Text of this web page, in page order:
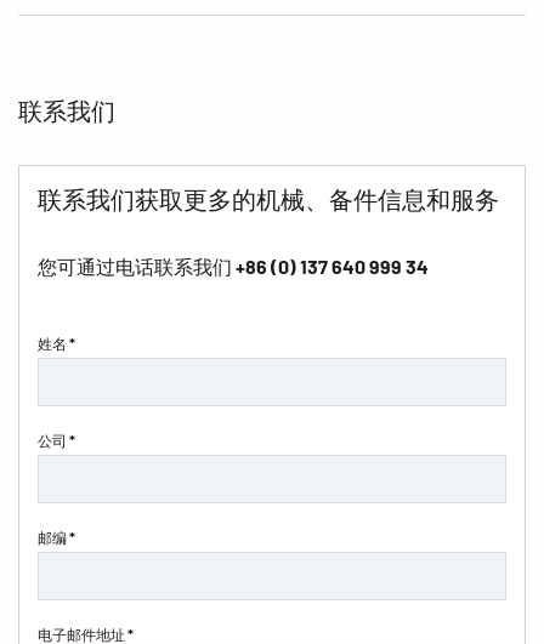
联系我们
联系我们获取更多的机械、备件信息和服务
您可通过电话联系我们 +86 (0) 137 640 999 34
姓名 *
公司 *
邮编 *
电子邮件地址 *